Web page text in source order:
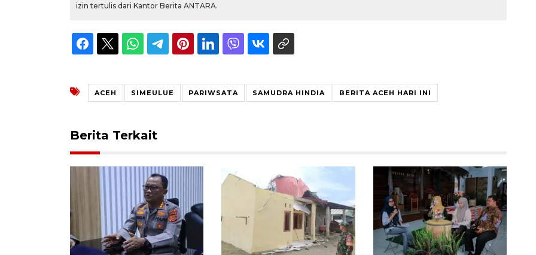
izin tertulis dari Kantor Berita ANTARA.
ACEH SIMEULUE PARIWSATA SAMUDRA HINDIA BERITA ACEH HARI INI
Berita Terkait
Vaksin HPV untuk siswa laki-
laki
2026-08-06 06:30:00